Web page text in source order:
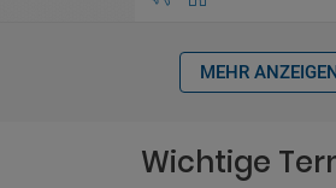
MEHR
Wichtige